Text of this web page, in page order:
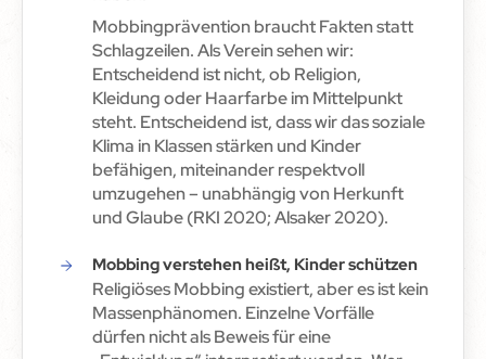
Mobbingprävention braucht Fakten statt
Schlagzeilen. Als Verein sehen wir:
Entscheidend ist nicht, ob Religion,
Kleidung oder Haarfarbe im Mittelpunkt
steht. Entscheidend ist, dass wir das soziale
Klima in Klassen stärken und Kinder
befähigen, miteinander respektvoll
umzugehen – unabhängig von Herkunft
und Glaube (RKI 2020; Alsaker 2020).
Mobbing verstehen heißt, Kinder schützen
Religiöses Mobbing existiert, aber es ist kein
Massenphänomen. Einzelne Vorfälle
dürfen nicht als Beweis für eine